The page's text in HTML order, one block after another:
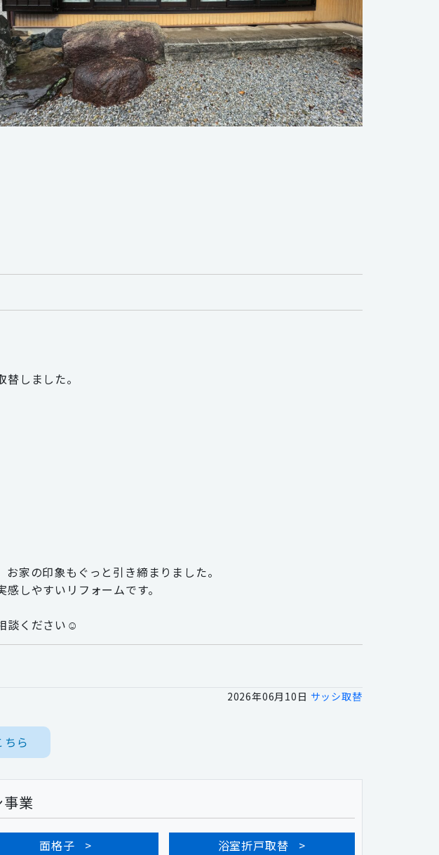
しました。
家の印象もぐっと引き締まりました。
しやすいリフォームです。
談ください☺
2026年06月10日 サッシ取替
ら
業
面格子
浴室折戸取替